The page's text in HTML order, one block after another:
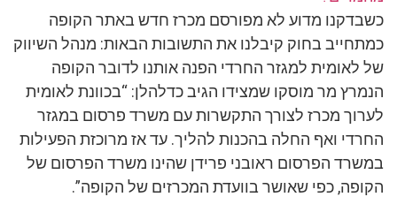
כשבדקנו מדוע לא מפורסם מכרז חדש באתר הקופה
כמתחייב בחוק קיבלנו את התשובות הבאות: מנהל השיווק
של לאומית למגזר החרדי הפנה אותנו לדובר הקופה
הנמרץ מר מוסקו שמצידו הגיב כדלהלן: “בכוונת לאומית
לערוך מכרז לצורך התקשרות עם משרד פרסום במגזר
החרדי ואף החלה בהכנות להליך. עד אז מרוכזת הפעילות
במשרד הפרסום ראובני פרידן שהינו משרד הפרסום של
הקופה, כפי שאושר בוועדת המכרזים של הקופה”.